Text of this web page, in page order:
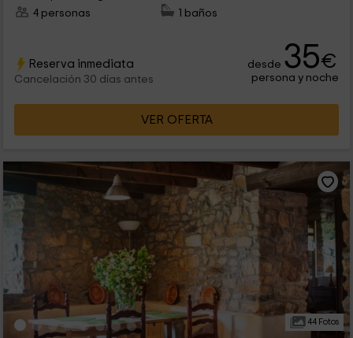
4 personas
1 baños
Reserva inmediata
Cancelación 30 días antes
desde 35€
persona y noche
VER OFERTA
44 Fotos